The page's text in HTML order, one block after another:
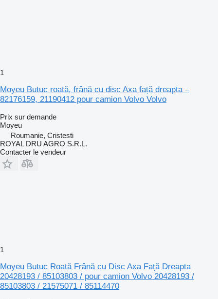
1
Moyeu Butuc roată, frână cu disc Axa față dreapta –
82176159, 21190412 pour camion Volvo Volvo
Prix sur demande
Moyeu
Roumanie, Cristesti
ROYAL DRU AGRO S.R.L.
Contacter le vendeur
1
Moyeu Butuc Roată Frână cu Disc Axa Față Dreapta
20428193 / 85103803 / pour camion Volvo 20428193 /
85103803 / 21575071 / 85114470